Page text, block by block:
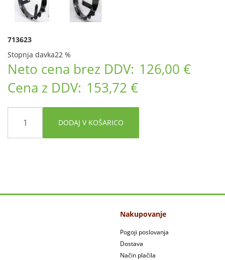
713623
Stopnja davka22 %
Neto cena brez DDV: 126,00 €
Cena z DDV: 153,72 €
DODAJ V KOŠARICO
Nakupovanje
Pogoji poslovanja
Dostava
Način plačila